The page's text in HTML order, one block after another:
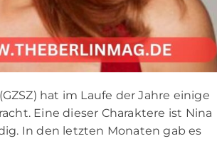
hat im Laufe der Jahre einige
Eine dieser Charaktere ist Nina
In den letzten Monaten gab es